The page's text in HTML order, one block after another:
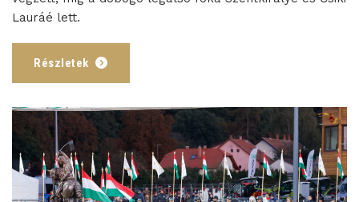
Lauráé lett.
Részletek